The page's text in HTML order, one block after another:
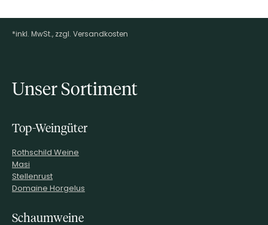
Footer-Menü
*inkl. MwSt., zzgl. Versandkosten
Unser Sortiment
Top-Weingüter
Rothschild Weine
Masi
Stellenrust
Domaine Horgelus
Schaumweine